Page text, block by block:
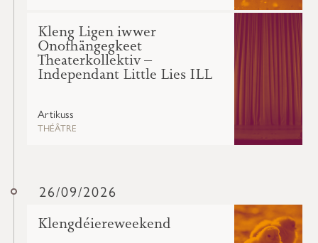
Kleng Ligen iwwer
Onofhängegkeet
Theaterkollektiv –
Independant Little Lies ILL
Artikuss
THÉÂTRE
26/09/2026
Klengdéiereweekend